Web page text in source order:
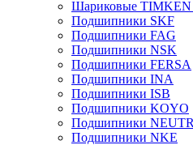
Шариковые
Подшипники SKF
Подшипники FAG
Подшипники NSK
Подшипники FERSA
Подшипники INA
Подшипники ISB
Подшипники KOYO
Подшипники
Подшипники NKE